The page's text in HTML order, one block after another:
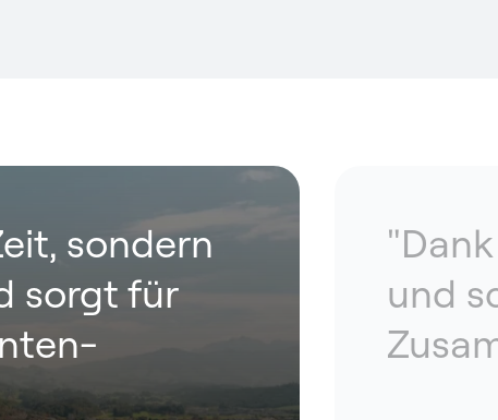
sondern
sorgt für
und